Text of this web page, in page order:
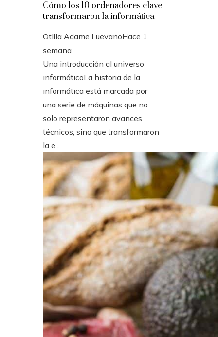
Cómo los 10 ordenadores clave
transformaron la informática
Otilia Adame LuevanoHace 1
semana
Una introducción al universo
informáticoLa historia de la
informática está marcada por
una serie de máquinas que no
solo representaron avances
técnicos, sino que transformaron
la e...